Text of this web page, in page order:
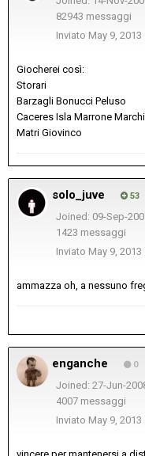
82943 messaggi
Inviato May 9, 2013
Giocherei così:
Storari
Barzagli Bonucci Peluso
Caceres Isla Marrone
Matri Giovinco
solo_juve 53
Joined: 09-Sep-
1423 messaggi
Inviato May 9, 2013
ammazza oh, a nessuno
enganche 0
Joined: 27-Jun-
4007 messaggi
Inviato May 9, 2013